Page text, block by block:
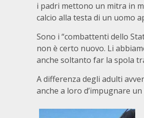
i padri mettono un mitra in
calcio alla testa di un uomo
Sono i “combattenti dello
non è certo nuovo. Li
anche soltanto far la spola
A differenza degli adulti
anche a loro d’impugnare